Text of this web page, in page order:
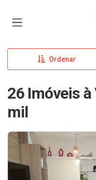
Ordenar
26 Imóveis à
mil